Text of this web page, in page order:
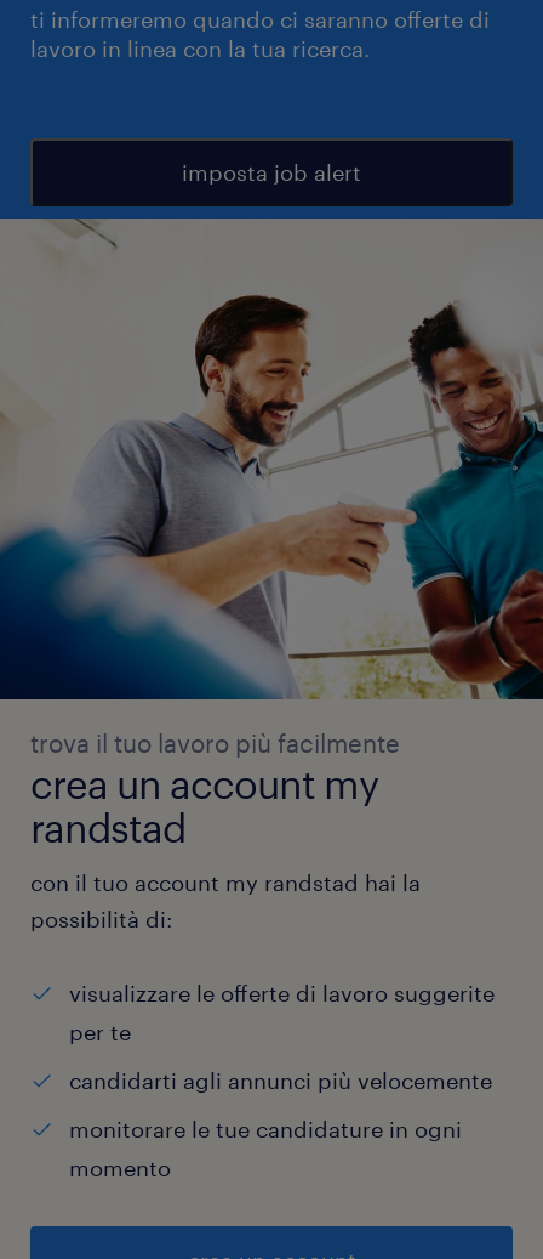
ti informeremo quando ci saranno offerte di
lavoro in linea con la tua ricerca.
imposta job alert
trova il tuo lavoro più facilmente
crea un account my
randstad
con il tuo account my randstad hai la
possibilità di:
visualizzare le offerte di lavoro suggerite
per te
candidarti agli annunci più velocemente
monitorare le tue candidature in ogni
momento